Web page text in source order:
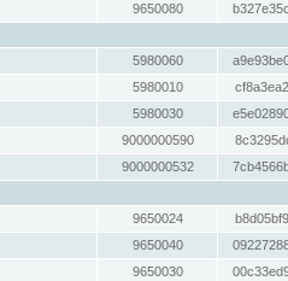
9650080
5980060
5980010
5980030
9000000590
9000000532
9650024
9650040
9650030